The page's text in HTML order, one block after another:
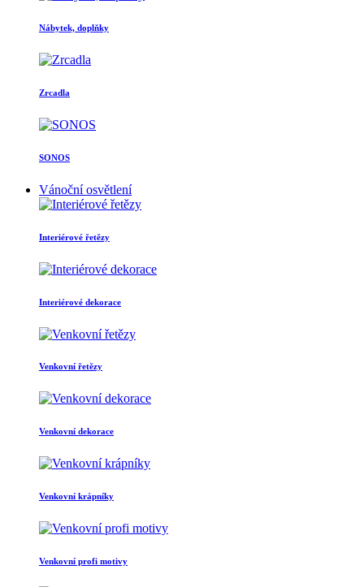
Nábytek, doplňky
Zrcadla
SONOS
Vánoční osvětlení
Interiérové řetězy
Interiérové dekorace
Venkovní řetězy
Venkovní dekorace
Venkovní krápníky
Venkovní profi motivy